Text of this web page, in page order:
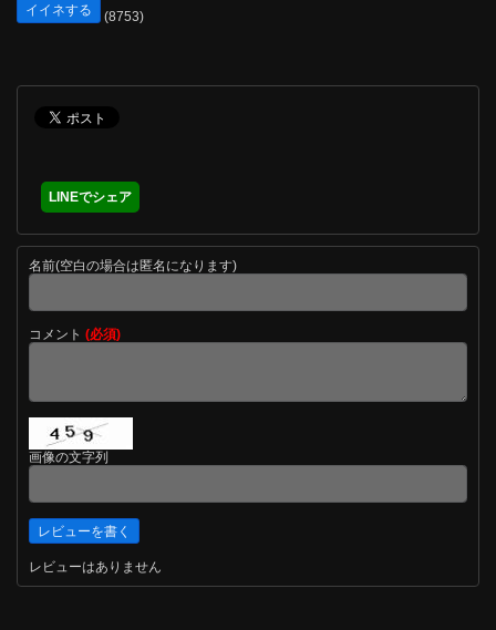
イイネする (8753)
LINEでシェア
名前(空白の場合は匿名になります)
コメント (必須)
画像の文字列
レビューはありません